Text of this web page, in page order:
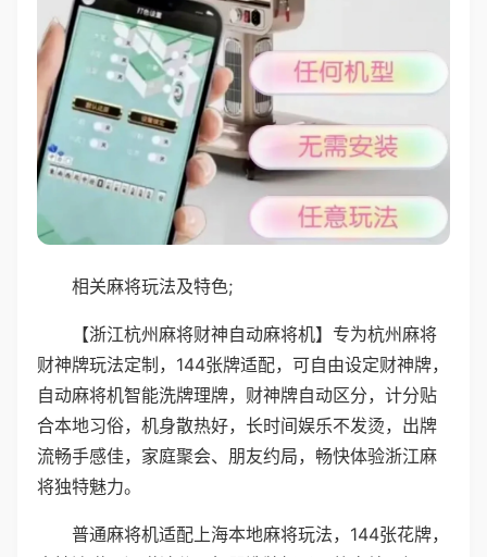
相关麻将玩法及特色;
【浙江杭州麻将财神自动麻将机】专为杭州麻将
财神牌玩法定制，144张牌适配，可自由设定财神牌，
自动麻将机智能洗牌理牌，财神牌自动区分，计分贴
合本地习俗，机身散热好，长时间娱乐不发烫，出牌
流畅手感佳，家庭聚会、朋友约局，畅快体验浙江麻
将独特魅力。
普通麻将机适配上海本地麻将玩法，144张花牌，